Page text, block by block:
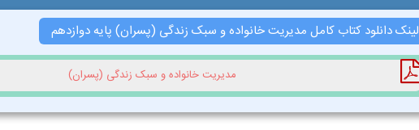
لینک دانلود کتاب کامل مدیریت خانواده و سبک زندگی (پسران) پایه دوازدهم
مدیریت خانواده و سبک زندگی (پسران)